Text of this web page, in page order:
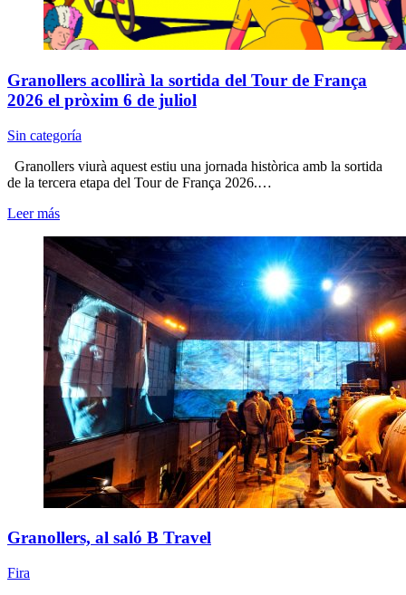
Granollers acollirà la sortida del Tour de França
2026 el pròxim 6 de juliol
Sin categoría
Granollers viurà aquest estiu una jornada històrica amb la sortida
de la tercera etapa del Tour de França 2026.…
Leer más
Granollers, al saló B Travel
Fira